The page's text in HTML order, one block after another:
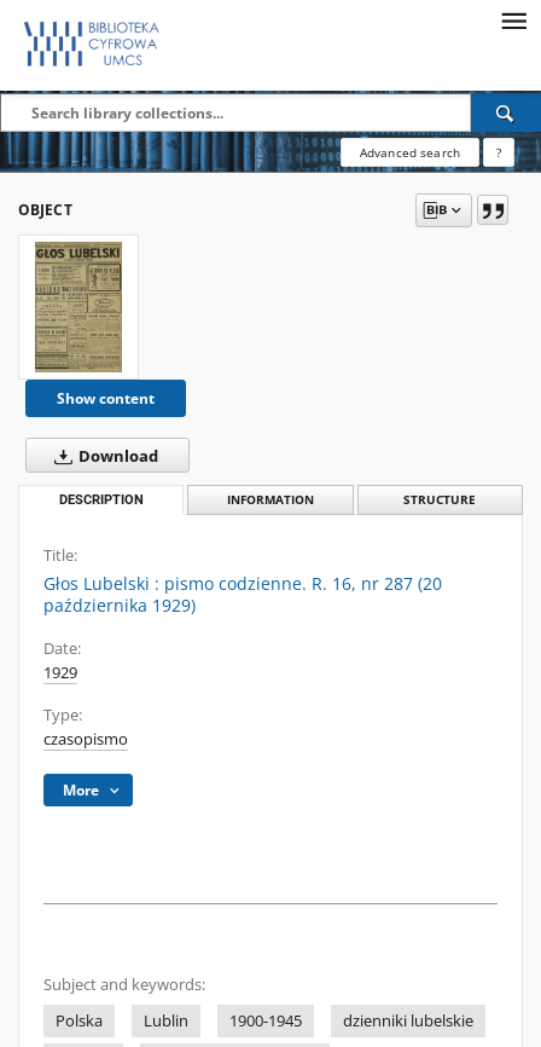
Advanced search ?
OBJECT
Show content
Download
DESCRIPTION INFORMATION STRUCTURE
Title:
Głos Lubelski : pismo codzienne. R. 16, nr 287 (20
października 1929)
Date:
1929
Type:
czasopismo
More
Subject and keywords:
Polska
Lublin 1900-1945
dzienniki lubelskie